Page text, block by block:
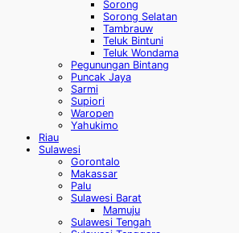
Sorong
Sorong Selatan
Tambrauw
Teluk Bintuni
Teluk Wondama
Pegunungan Bintang
Puncak Jaya
Sarmi
Supiori
Waropen
Yahukimo
Riau
Sulawesi
Gorontalo
Makassar
Palu
Sulawesi Barat
Mamuju
Sulawesi Tengah